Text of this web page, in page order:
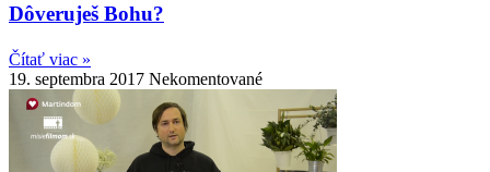
Dôveruješ Bohu?
Čítať viac »
19. septembra 2017 Nekomentované